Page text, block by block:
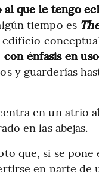
que le tengo
tiempo es
edificio
con énfasis en
y guarderías
en un atrio
en las abejas.
que, si se pone
en parte de